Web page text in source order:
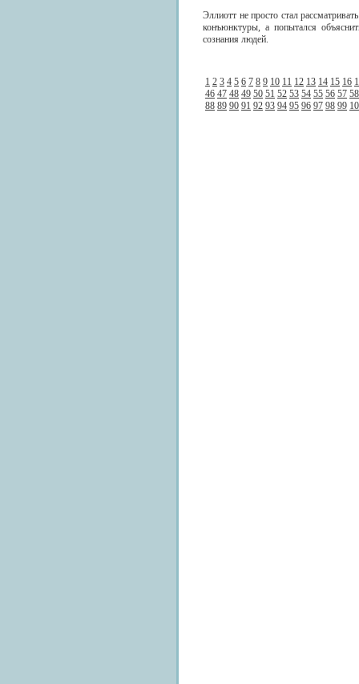
Эллиотт не просто стал
конъюнктуры, а попытался
сознания людей.
1 2 3 4 5 6 7 8 9 10 11 12 13 14 15 16
46 47 48 49 50 51 52 53 54 55 56 57 58
88 89 90 91 92 93 94 95 96 97 98 99